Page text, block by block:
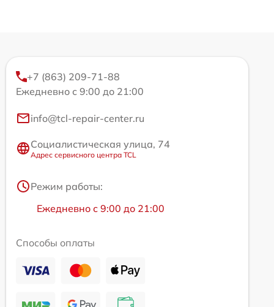
+7 (863) 209-71-88
Ежедневно с 9:00 до 21:00
info@tcl-repair-center.ru
Социалистическая улица, 74
Адрес сервисного центра TCL
Режим работы:
Ежедневно с 9:00 до 21:00
Способы оплаты